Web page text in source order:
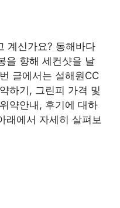
계신가요? 동해바다
을 향해 세컨샷을 날
글에서는 설해원CC
하기, 그린피 가격 및
약안내, 후기에 대하
래에서 자세히 살펴보